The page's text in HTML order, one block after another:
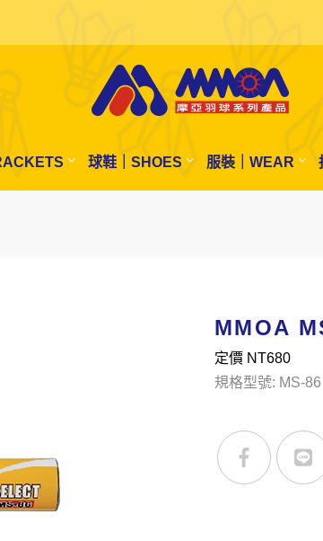
球鞋｜SHOES 服裝｜WEAR
MMOA
定價 NT680
規格型號: MS-